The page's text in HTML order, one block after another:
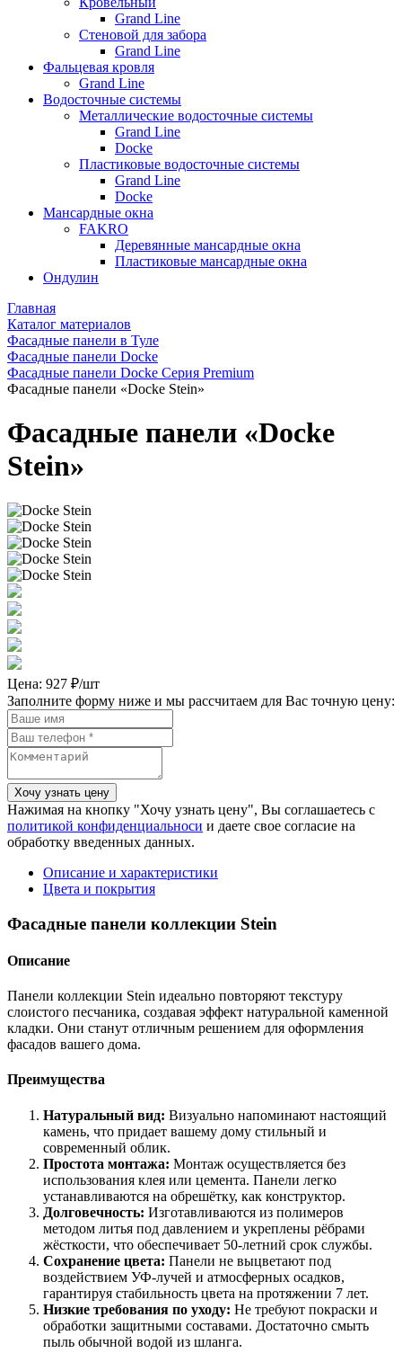
Grand Line
Стеновой для забора
Grand Line
Фальцевая кровля
Grand Line
Водосточные системы
Металлические водосточные системы
Grand Line
Docke
Пластиковые водосточные системы
Grand Line
Docke
Мансардные окна
FAKRO
Деревянные мансардные окна
Пластиковые мансардные окна
Ондулин
Главная
Каталог материалов
Фасадные панели в Туле
Фасадные панели Docke
Фасадные панели Docke Серия Premium
Фасадные панели «Docke Stein»
Фасадные панели «Docke
Stein»
Цена: 927 ₽/шт
Заполните форму ниже и мы рассчитаем для Вас точную цену:
Нажимая на кнопку "Хочу узнать цену", Вы соглашаетесь с
политикой конфиденциальноси и даете свое согласие на
обработку введенных данных.
Описание и характеристики
Цвета и покрытия
Фасадные панели коллекции Stein
Описание
Панели коллекции Stein идеально повторяют текстуру
слоистого песчаника, создавая эффект натуральной каменной
кладки. Они станут отличным решением для оформления
фасадов вашего дома.
Преимущества
Натуральный вид: Визуально напоминают настоящий
камень, что придает вашему дому стильный и
современный облик.
Простота монтажа: Монтаж осуществляется без
использования клея или цемента. Панели легко
устанавливаются на обрешётку, как конструктор.
Долговечность: Изготавливаются из полимеров
методом литья под давлением и укреплены рёбрами
жёсткости, что обеспечивает 50-летний срок службы.
Сохранение цвета: Панели не выцветают под
воздействием УФ-лучей и атмосферных осадков,
гарантируя стабильность цвета на протяжении 7 лет.
Низкие требования по уходу: Не требуют покраски и
обработки защитными составами. Достаточно смыть
пыль обычной водой из шланга.